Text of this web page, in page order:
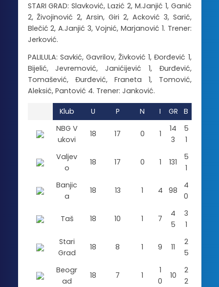
STARI GRAD: Slavković, Lazić 2, M.Janjić 1, Ganić
2, Živojinović 2, Arsin, Giri 2, Acković 3, Sarić,
Blečić 2, A.Janjić 3, Vojnić, Marjanović 1. Trener:
Jerković.
PALILULA: Savkić, Gavrilov, Živković 1, Đorđević 1,
Bijelić, Jevremović, Janićijević 1, Đurđević,
Tomašević, Đurđević, Franeta 1, Tomović,
Aleksić, Pantović 4. Trener: Janković.
Klub U P N I GR
B
NBG V
ukovi
18 17 0 1
14
3
5
1
Valjev
o
18 17 0 1 131
5
1
Banjic
a
18 13 1 4 98
4
0
Taš 18 10 1 7
4
5
3
1
Stari
Grad
18 8 1 9 11
2
5
Beogr
ad
18 7 1
1
0
10
2
2